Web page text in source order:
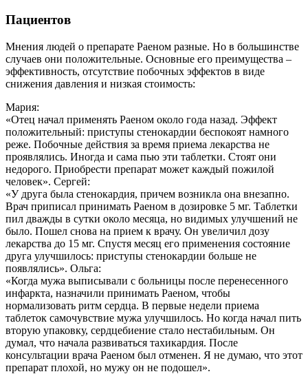
Пациентов
Мнения людей о препарате Раеном разные. Но в большинстве
случаев они положительные. Основные его преимущества –
эффективность, отсутствие побочных эффектов в виде
снижения давления и низкая стоимость:
Мария:
«Отец начал применять Раеном около года назад. Эффект
положительный: приступы стенокардии беспокоят намного
реже. Побочные действия за время приема лекарства не
проявлялись. Иногда и сама пью эти таблетки. Стоят они
недорого. Приобрести препарат может каждый пожилой
человек». Сергей:
«У друга была стенокардия, причем возникла она внезапно.
Врач приписал принимать Раеном в дозировке 5 мг. Таблетки
пил дважды в сутки около месяца, но видимых улучшений не
было. Пошел снова на прием к врачу. Он увеличил дозу
лекарства до 15 мг. Спустя месяц его применения состояние
друга улучшилось: приступы стенокардии больше не
появлялись». Ольга:
«Когда мужа выписывали с больницы после перенесенного
инфаркта, назначили принимать Раеном, чтобы
нормализовать ритм сердца. В первые недели приема
таблеток самочувствие мужа улучшилось. Но когда начал пить
вторую упаковку, сердцебиение стало нестабильным. Он
думал, что начала развиваться тахикардия. После
консультации врача Раеном был отменен. Я не думаю, что этот
препарат плохой, но мужу он не подошел».